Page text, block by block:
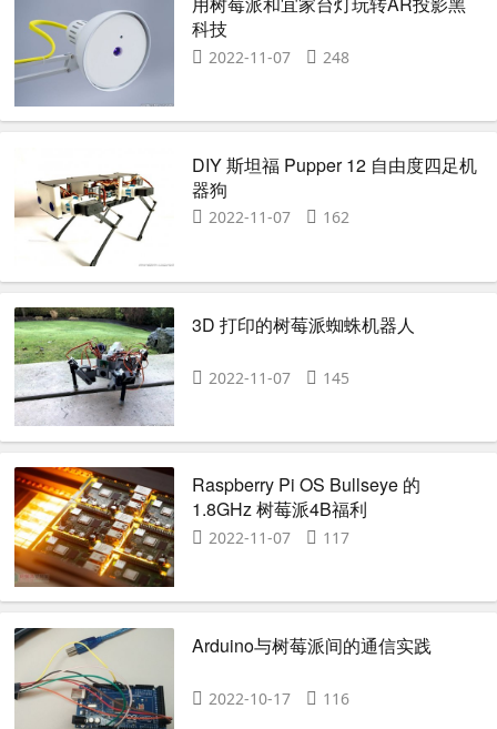
科技
2022-11-07 248
DIY 斯坦福 Pupper 12 自由度四足机
器狗
2022-11-07 162
3D 打印的树莓派蜘蛛机器人
2022-11-07 145
Raspberry Pi OS Bullseye 的
1.8GHz 树莓派4B福利
2022-11-07 117
Arduino与树莓派间的通信实践
2022-10-17 116